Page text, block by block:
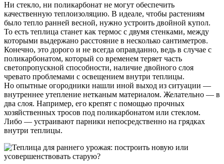
Ни стекло, ни поликарбонат не могут обеспечить
качественную теплоизоляцию. В идеале, чтобы растениям
было тепло ранней весной, нужно устроить двойной купол.
То есть теплица станет как термос с двумя стенками, между
которыми выдержано расстояние в несколько сантиметров.
Конечно, это дорого и не всегда оправданно, ведь в случае с
поликарбонатом, который со временем теряет часть
светопропускной способности, наличие двойного слоя
чревато проблемами с освещением внутри теплицы.
Но опытные огородники нашли иной выход из ситуации —
внутреннее утепление нетканым материалом. Желательно — в
два слоя. Например, его крепят с помощью прочных
хозяйственных тросов под поликарбонатом или стеклом.
Либо — устраивают парники непосредственно на грядках
внутри теплицы.